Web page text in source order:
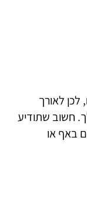
לאורך
חשוב שתודיע
באף או